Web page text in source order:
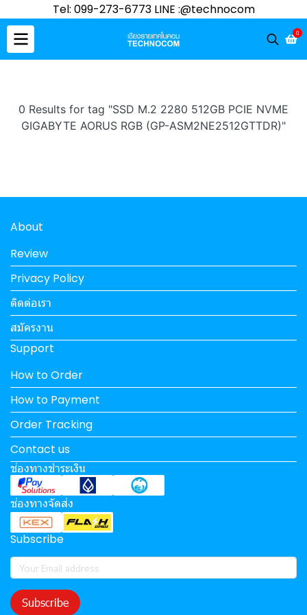
Tel: 099-273-6773 LINE :@technocom
0
0 Results for tag "SSD M.2 2280 512GB PCIE NVME
GIGABYTE AORUS RGB (GP-ASM2NE2512GTTDR)"
About
Review
Privacy Policy
ติดต่อเรา
สมัครงาน
Support
How to Order
How to Payment
Order Tracking
Contact us
ช่องทางชำระเงิน
ช่องทางจัดส่ง
Subscribe
Subscribe